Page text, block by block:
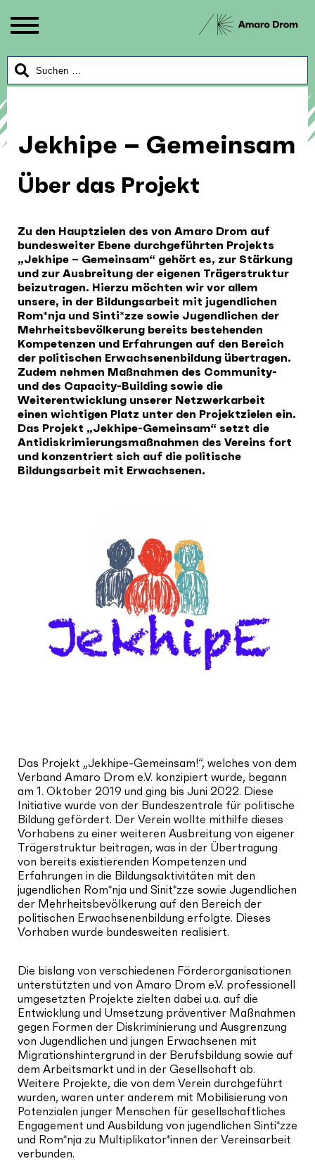
Jekhipe – Gemeinsam
Über das Projekt
Zu den Hauptzielen des von Amaro Drom auf
bundesweiter Ebene durchgeführten Projekts
„Jekhipe – Gemeinsam“ gehört es, zur Stärkung
und zur Ausbreitung der eigenen Trägerstruktur
beizutragen. Hierzu möchten wir vor allem
unsere, in der Bildungsarbeit mit jugendlichen
Rom*nja und Sinti*zze sowie Jugendlichen der
Mehrheitsbevölkerung bereits bestehenden
Kompetenzen und Erfahrungen auf den Bereich
der politischen Erwachsenenbildung übertragen.
Zudem nehmen Maßnahmen des Community-
und des Capacity-Building sowie die
Weiterentwicklung unserer Netzwerkarbeit
einen wichtigen Platz unter den Projektzielen ein.
Das Projekt „Jekhipe-Gemeinsam“ setzt die
Antidiskrimierungsmaßnahmen des Vereins fort
und konzentriert sich auf die politische
Bildungsarbeit mit Erwachsenen.
Das Projekt „Jekhipe-Gemeinsam!“, welches von dem
Verband Amaro Drom e.V. konzipiert wurde, begann
am 1. Oktober 2019 und ging bis Juni 2022. Diese
Initiative wurde von der Bundeszentrale für politische
Bildung gefördert. Der Verein wollte mithilfe dieses
Vorhabens zu einer weiteren Ausbreitung von eigener
Trägerstruktur beitragen, was in der Übertragung
von bereits existierenden Kompetenzen und
Erfahrungen in die Bildungsaktivitäten mit den
jugendlichen Rom*nja und Sinit*zze sowie Jugendlichen
der Mehrheitsbevölkerung auf den Bereich der
politischen Erwachsenenbildung erfolgte. Dieses
Vorhaben wurde bundesweiten realisiert.
Die bislang von verschiedenen Förderorganisationen
unterstützten und von Amaro Drom e.V. professionell
umgesetzten Projekte zielten dabei u.a. auf die
Entwicklung und Umsetzung präventiver Maßnahmen
gegen Formen der Diskriminierung und Ausgrenzung
von Jugendlichen und jungen Erwachsenen mit
Migrationshintergrund in der Berufsbildung sowie auf
dem Arbeitsmarkt und in der Gesellschaft ab.
Weitere Projekte, die von dem Verein durchgeführt
wurden, waren unter anderem mit Mobilisierung von
Potenzialen junger Menschen für gesellschaftliches
Engagement und Ausbildung von jugendlichen Sinti*zze
und Rom*nja zu Multiplikator*innen der Vereinsarbeit
verbunden.